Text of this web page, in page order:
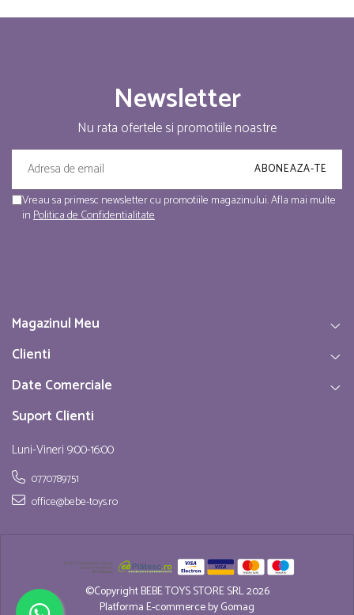
Newsletter
Nu rata ofertele si promotiile noastre
Vreau sa primesc newsletter cu promotiile magazinului. Afla mai multe
inPolitica de Confidentialitate
Magazinul Meu
Clienti
Date Comerciale
Suport Clienti
Luni-Vineri 9:00-16:00
0770789751
office@bebe-toys.ro
©Copyright BEBE TOYS STORE SRL 2026
Platforma E-commerce by Gomag